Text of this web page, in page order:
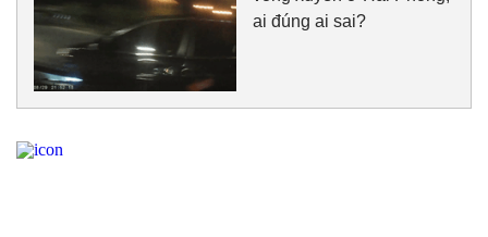
ai đúng ai sai?